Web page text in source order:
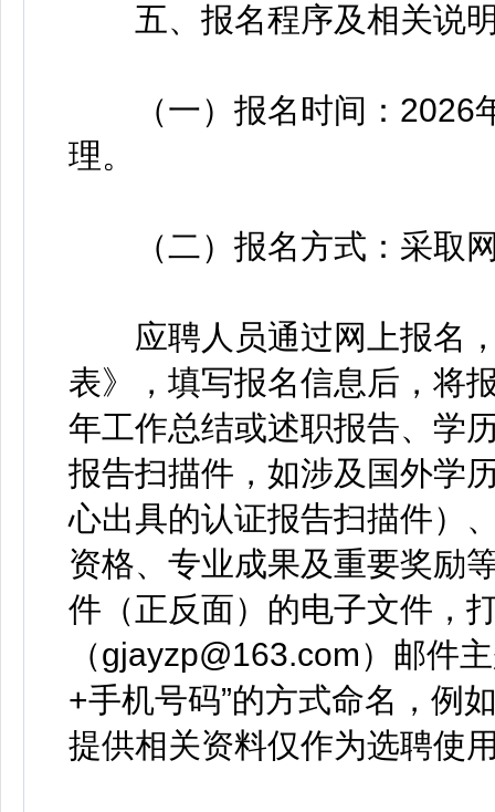
五、报名程序及相关说
（一）报名时间：2026
理。
（二）报名方式：采取网
应聘人员通过网上报名，
表》，填写报名信息后，将
年工作总结或述职报告、学
报告扫描件，如涉及国外学
心出具的认证报告扫描件）
资格、专业成果及重要奖励
件（正反面）的电子文件，
（gjayzp@163.com）邮件
+手机号码”的方式命名，例
提供相关资料仅作为选聘使